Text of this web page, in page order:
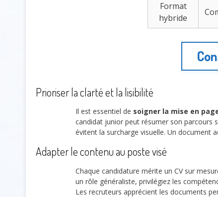
Format
hybride
Prioriser la clarté et la lisibilité
Il est essentiel de soigner la mise en
candidat junior peut résumer son parcours
évitent la surcharge visuelle. Un document
Adapter le contenu au poste visé
Chaque candidature mérite un CV sur
un rôle généraliste, privilégiez les
Les recruteurs apprécient les documents